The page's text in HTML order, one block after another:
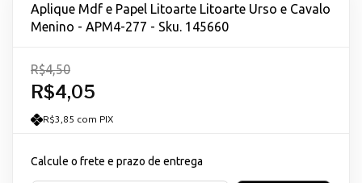
Aplique Mdf e Papel Litoarte Litoarte Urso e Cavalo
Menino - APM4-277 - Sku. 145660
R$4,05
R$4,50
R$3,85 com PIX
Calcule o frete e prazo de entrega